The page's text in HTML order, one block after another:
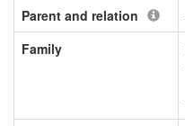
Parent and relation
Family